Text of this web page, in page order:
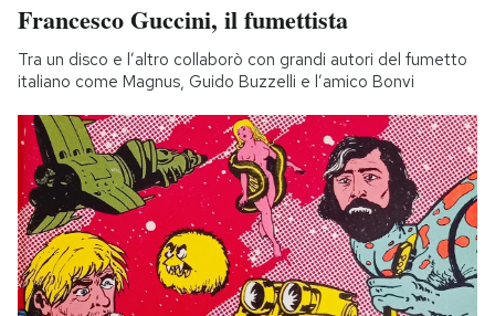
Francesco Guccini, il fumettista
Tra un disco e l’altro collaborò con grandi autori del fumetto
italiano come Magnus, Guido Buzzelli e l’amico Bonvi